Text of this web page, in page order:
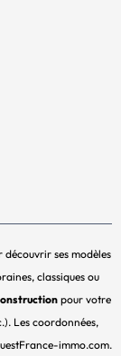
découvrir ses modèles
classiques ou
pour votre
Les coordonnées,
immo.com.